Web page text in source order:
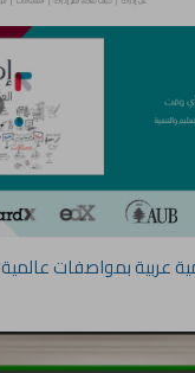
عربية بمواصفات عالمية